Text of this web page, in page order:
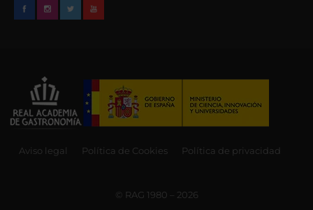
Aviso legal Política de Cookies Política de privacidad
© RAG 1980 – 2026